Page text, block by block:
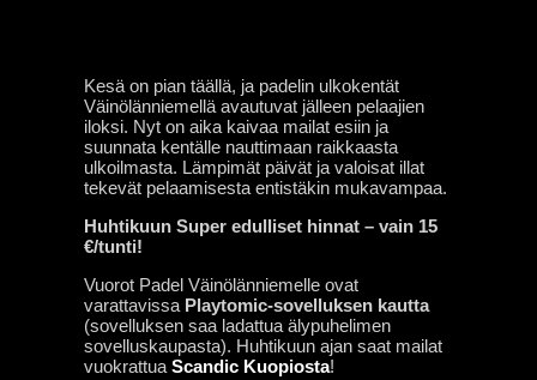
Kesä on pian täällä, ja padelin ulkokentät
Väinölänniemellä avautuvat jälleen pelaajien
iloksi. Nyt on aika kaivaa mailat esiin ja
suunnata kentälle nauttimaan raikkaasta
ulkoilmasta. Lämpimät päivät ja valoisat illat
tekevät pelaamisesta entistäkin mukavampaa.
Huhtikuun Super edulliset hinnat – vain 15
€/tunti!
Vuorot Padel Väinölänniemelle ovat
varattavissa Playtomic-sovelluksen kautta
(sovelluksen saa ladattua älypuhelimen
sovelluskaupasta). Huhtikuun ajan saat mailat
vuokrattua Scandic Kuopiosta!